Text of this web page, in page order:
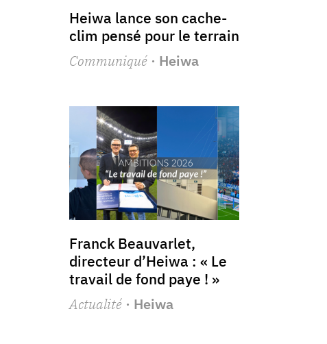
Heiwa lance son cache-
clim pensé pour le terrain
Communiqué· Heiwa
Franck Beauvarlet,
directeur d’Heiwa : « Le
travail de fond paye ! »
Actualité· Heiwa